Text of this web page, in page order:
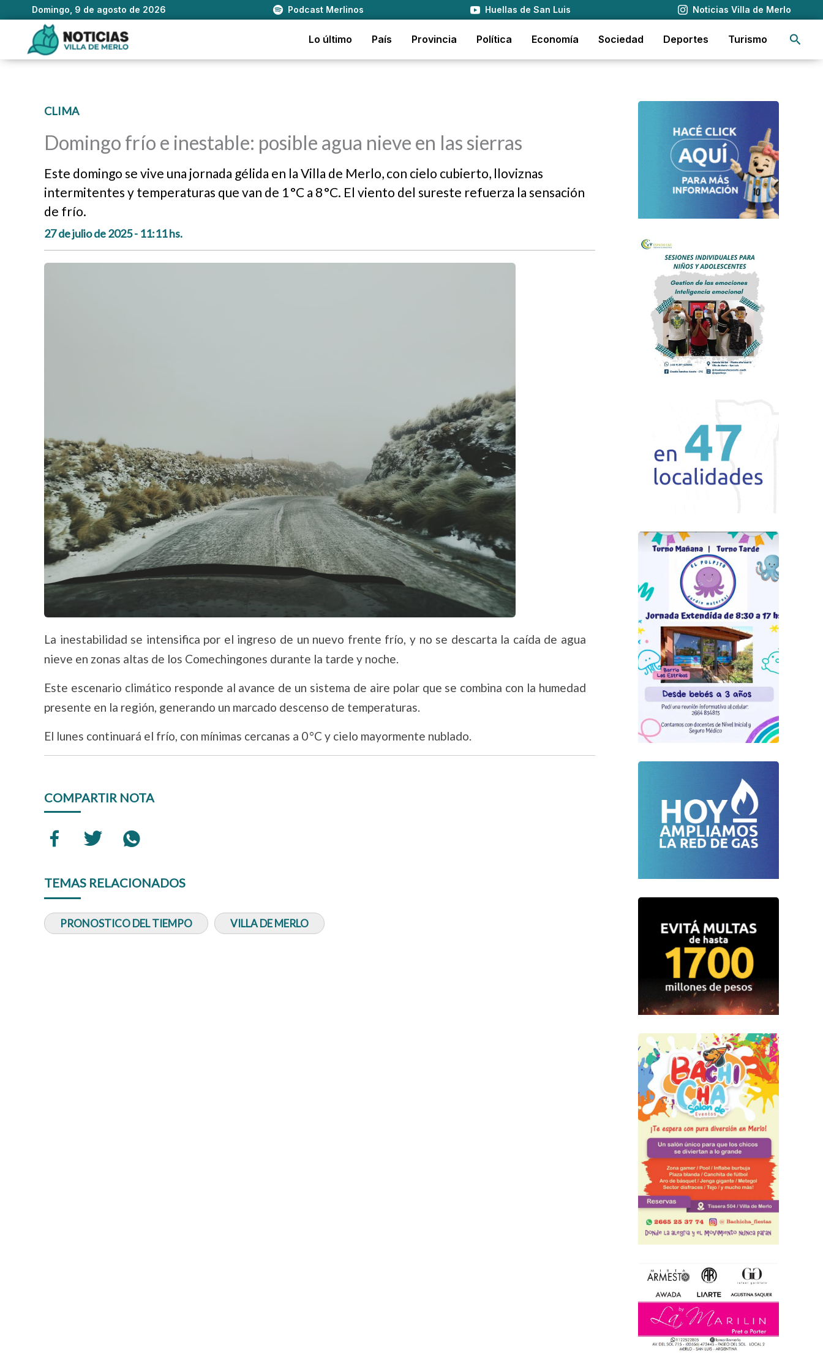
Domingo, 9 de agosto de 2026 Podcast Merlinos Huellas de San Luis Noticias Villa de Merlo
contenido
Lo último País Provincia Política Economía Sociedad Deportes Turismo
CLIMA
Domingo frío e inestable: posible agua nieve en las sierras
Este domingo se vive una jornada gélida en la Villa de Merlo, con cielo cubierto, lloviznas
intermitentes y temperaturas que van de 1 °C a 8 °C. El viento del sureste refuerza la sensación
de frío.
27 de julio de 2025 - 11:11 hs.
La inestabilidad se intensifica por el ingreso de un nuevo frente frío, y no se descarta la caída de agua
nieve en zonas altas de los Comechingones durante la tarde y noche.
Este escenario climático responde al avance de un sistema de aire polar que se combina con la humedad
presente en la región, generando un marcado descenso de temperaturas.
El lunes continuará el frío, con mínimas cercanas a 0 °C y cielo mayormente nublado.
COMPARTIR NOTA
TEMAS RELACIONADOS
PRONOSTICO DEL TIEMPO VILLA DE MERLO